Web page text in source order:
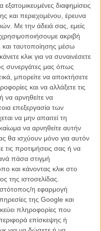
διαφημίσεις
και περιεχομένου, έρευνα
Με την άδειά σας, εμείς
ακριβή
ταυτοποίησης μέσω
κλικ για να συναινέσετε
συνεργάτες μας όπως
μπορείτε να αποκτήσετε
και να αλλάξετε τις
να αρνηθείτε να
επεξεργασία των
να μην απαιτεί τη
να αρνηθείτε αυτήν
θα ισχύουν μόνο για αυτόν
τις προτιμήσεις σας ή να
πάσα στιγμή
και κάνοντας κλικ στο
της ιστοσελίδας.
η εφαρμογή
της Google και
πληροφορίες που
επίσκεψης ή
στα 60 εκατομμύρια
το«The Hunger Games:
σε εισπράξεις στην
από το 1998 και τη «Διάσωση
Η επιτυχία του
έκπληξη: μπορεί το
αλλά πέρα από την
το εθνικό αίσθημα της
κοινού που έτρεξε
του...
του στον πόλεμο ενάντια
είναι η μεγαλύτερη εμπορική
ως σκηνοθέτη κι η
στο αμερικανικό box office.
του Κλιντ Ιστγουντ σαρώνει
αρκετά διαφορετικά,
εκτίμησε αναλόγως το ύφος
Εκεί τα πρωτεία στο
το«Transformers 4: